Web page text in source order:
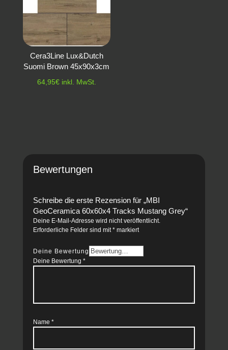
Cera3Line Lux&Dutch
Suomi Brown 45x90x3cm
64,95€ inkl. MwSt.
Bewertungen
Schreibe die erste Rezension für „MBI
GeoCeramica 60x60x4 Tracks Mustang Grey“
Deine E-Mail-Adresse wird nicht veröffentlicht.
Erforderliche Felder sind mit*markiert
Deine Bewertung
Deine Bewertung *
Name *